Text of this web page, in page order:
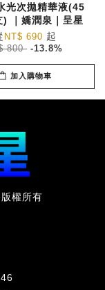
光次拋精華液(45
｜嬌潤泉｜呈星
NT$ 690 起
800 -13.8%
加入購物車
權所有